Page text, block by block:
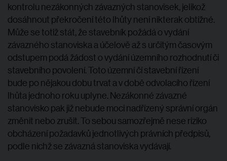
kontrolu nezákonných závazných stanovisek, jelikož
dosáhnout překročení této lhůty není nikterak obtížné.
Může se totiž stát, že stavebník požádá o vydání
závazného stanoviska a účelově až s určitým časovým
odstupem podá žádost o vydání územního rozhodnutí či
stavebního povolení. Toto územní čí stavební řízení
bude po nějakou dobu trvat a v době odvolacího řízení
lhůta jednoho roku uplyne. Nezákonné závazné
stanovisko pak již nebude moci nadřízený správní orgán
změnit nebo zrušit. To sebou samozřejmě nese riziko
obcházení požadavků jednotlivých právních předpisů,
podle nichž se závazná stanoviska vydávají.